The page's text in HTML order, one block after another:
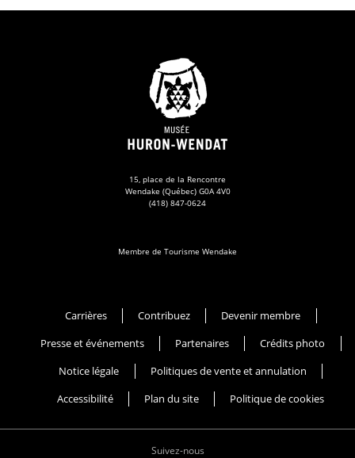
15, place de la Rencontre
Wendake (Québec) G0A 4V0
(418) 847-0624
Membre de Tourisme Wendake
Carrières Contribuez
Devenir membre
Presse et événements
Partenaires
Crédits photo
Notice légale
Politiques de vente et annulation
Accessibilité
Plan du site Politique de cookies
Suivez-nous